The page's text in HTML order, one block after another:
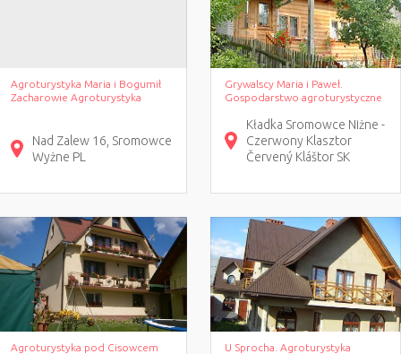
Agroturystyka Maria i Bogumił
Zacharowie Agroturystyka
Nad Zalew 16 Sromowce
Wyżne PL
Grywalscy Maria i Paweł.
Gospodarstwo agroturystyczne
Kładka Sromowce Niżne -
Czerwony Klasztor
Červený Kláštor SK
Agroturystyka pod Cisowcem U Sprocha. Agroturystyka